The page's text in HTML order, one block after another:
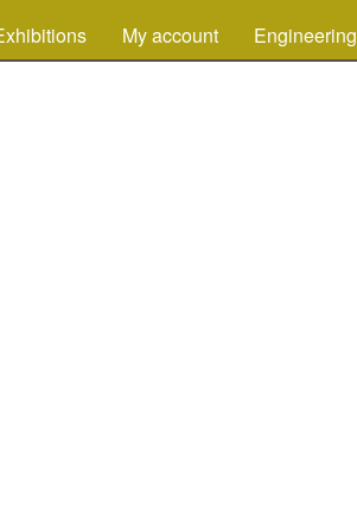
My account Engineering